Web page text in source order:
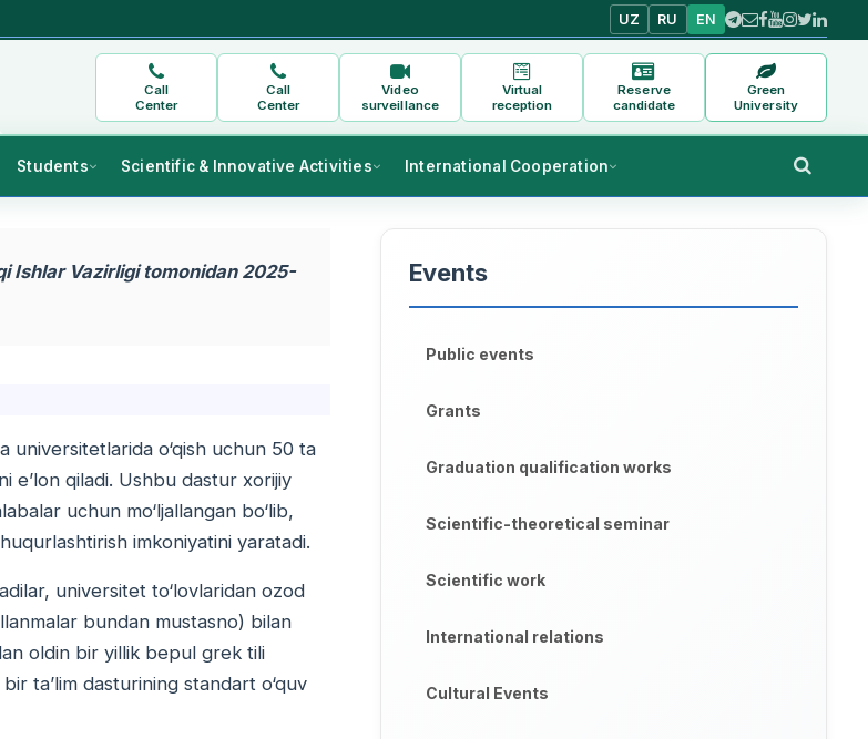
UZ RU EN
Call
Center
Call
Center
Video
surveillance
Virtual
reception
Reserve
candidate
Green
University
Students Scientific & Innovative Activities International Cooperation
Ishlar Vazirligi tomonidan 2025-
universitetlarida o‘qish uchun 50 ta
e’lon qiladi. Ushbu dastur xorijiy
uchun mo‘ljallangan bo‘lib,
imkoniyatini yaratadi.
universitet to‘lovlaridan ozod
bundan mustasno) bilan
oldin bir yillik bepul grek tili
ta’lim dasturining standart o‘quv
Events
Public events
Grants
Graduation qualification works
Scientific-theoretical seminar
Scientific work
International relations
Cultural Events